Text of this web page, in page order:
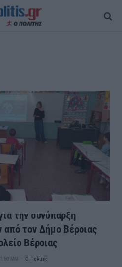
την συνύπαρξη
τον Δήμο Βέροιας
Βέροιας
1:50 ΜΜ Ο Πολίτης